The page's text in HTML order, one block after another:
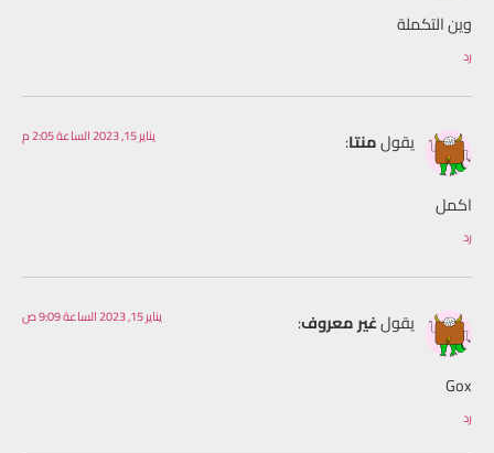
وين التكملة
رد
يقولمنتا: يناير 15, 2023 الساعة 2:05 م
اكمل
رد
يقولغير معروف: يناير 15, 2023 الساعة 9:09 ص
Gox
رد